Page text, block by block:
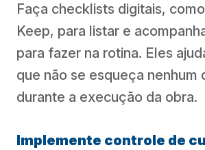
Faça checklists digitais,
Keep, para listar e
para fazer na rotina. Eles
que não se esqueça nenhum
durante a execução da obra.
Implemente controle de